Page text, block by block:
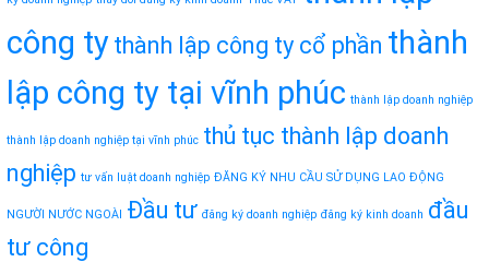
công ty thành lập công ty cổ phần thành
lập công ty tại vĩnh phúc thành lập doanh nghiệp
thành lập doanh nghiệp tại vĩnh phúc thủ tục thành lập doanh
nghiệp tư vấn luật doanh nghiệp ĐĂNG KÝ NHU CẦU SỬ DỤNG LAO ĐỘNG
NGƯỜI NƯỚC NGOÀI Đầu tư đăng ký doanh nghiệp đăng ký kinh doanh đầu
tư công